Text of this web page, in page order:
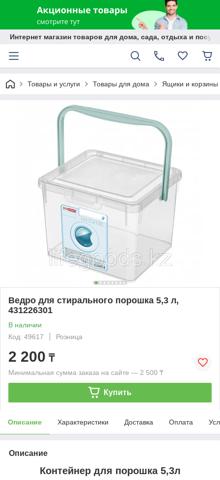
Интернет магазин товаров для дома, сада, отдыха и
Товары и услуги Товары для дома Ящики и корзины
Ведро для стирального порошка 5,3 л,
431226301
В наличии
Код: 49617
Розница
2 200 ₸
Минимальная сумма заказа на сайте — 2 500 ₸
Купить
Описание Характеристики Доставка Оплата
Описание
Контейнер для порошка 5,3л